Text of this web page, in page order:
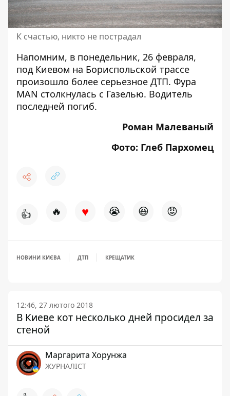
К счастью, никто не пострадал
Напомним, в понедельник, 26 февраля,
под Киевом на Бориспольской трассе
произошло более серьезное ДТП. Фура
MAN столкнулась с Газелью. Водитель
последней погиб.
Роман Малеваный
Фото: Глеб Пархомец
👍 🔥 ♥ 😭 😆 😡
НОВИНИ КИЄВА ДТП КРЕЩАТИК
12:46, 27 лютого 2018
В Киеве кот несколько дней просидел за
стеной
Маргарита Хорунжа
ЖУРНАЛІСТ